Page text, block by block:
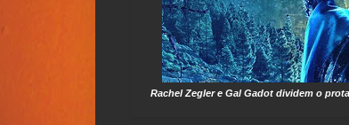
Rachel Zegler e Gal Gadot dividem o